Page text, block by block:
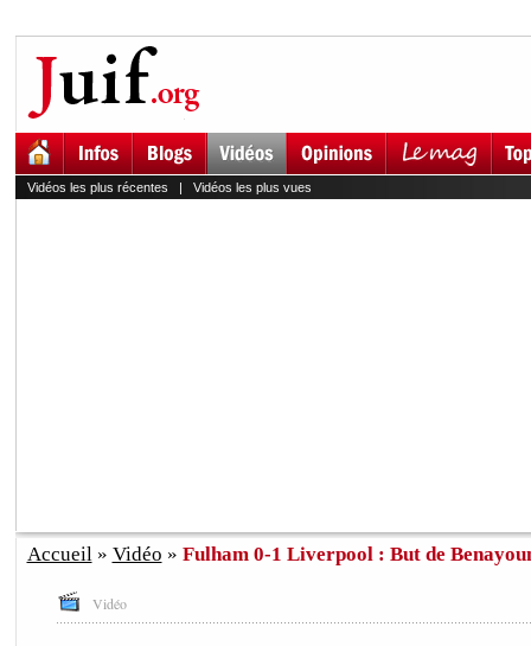
Vidéos les plus récentes | Vidéos les plus vues
Accueil» Vidéo » Fulham 0-1 Liverpool : But de
Vidéo